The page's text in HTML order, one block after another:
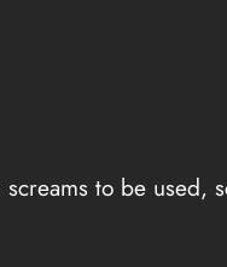
to be used,